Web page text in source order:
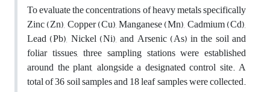
To evaluate the concentrations of heavy metals specifically
Zinc (Zn), Copper (Cu), Manganese (Mn), Cadmium (Cd),
Lead (Pb), Nickel (Ni), and Arsenic (As) in the soil and
foliar tissues, three sampling stations were established
around the plant, alongside a designated control site. A
total of 36 soil samples and 18 leaf samples were collected.